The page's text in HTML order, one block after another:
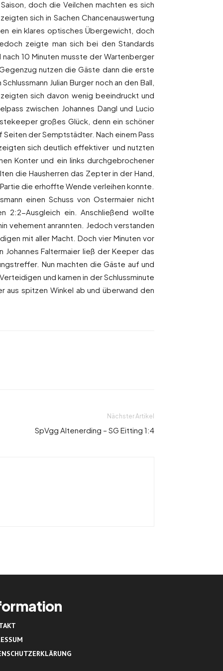
doch die Veilchen machten es sich
sich in Sachen Chancenauswertung
ein klares optisches Übergewicht, doch
zeigte man sich bei den Standards
10 Minuten musste der Wartenberger
nutzen die Gäste dann die erste
Julian Burger noch an den Ball,
sich davon wenig beeindruckt und
zwischen Johannes Dangl und Lucio
großes Glück, denn ein schöner
der Semptstädter. Nach einem Pass
sich deutlich effektiver und nutzten
Konter und ein links durchgebrochener
die Hausherren das Zepter in der Hand,
die erhoffte Wende verleihen konnte.
einen Schuss von Ostermaier nicht
2:2-Ausgleich ein. Anschließend wollte
vehement anrannten. Jedoch verstanden
mit aller Macht. Doch vier Minuten vor
Faltermaier ließ der Keeper das
Nun machten die Gäste auf und
und kamen in der Schlussminute
aus spitzen Winkel ab und überwand den
Nächster Artikel
SpVgg Altenerding – SG Eitting 1:4